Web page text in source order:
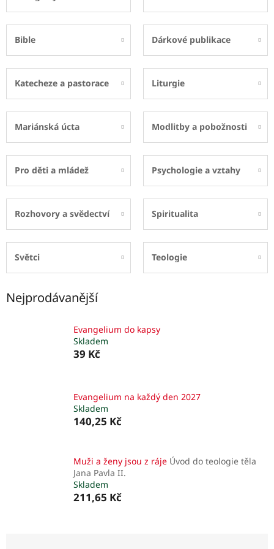
Bible Dárkové publikace
Katecheze a pastorace Liturgie
Mariánská úcta Modlitby a pobožnosti
Pro děti a mládež Psychologie a vztahy
Rozhovory a svědectví Spiritualita
Světci Teologie
Nejprodávanější
Evangelium do kapsy
Skladem
39 Kč
Evangelium na každý den 2027
Skladem
140,25 Kč
Muži a ženy jsou z ráje Úvod do teologie těla
Jana Pavla II.
Skladem
211,65 Kč